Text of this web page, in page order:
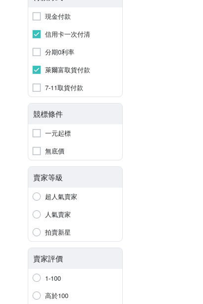
現金付款
信用卡一次付清
分期0利率
萊爾富取貨付款
7-11取貨付款
競標條件
一元起標
無底價
賣家等級
超人氣賣家
人氣賣家
拍賣新星
賣家評價
1-100
高於100